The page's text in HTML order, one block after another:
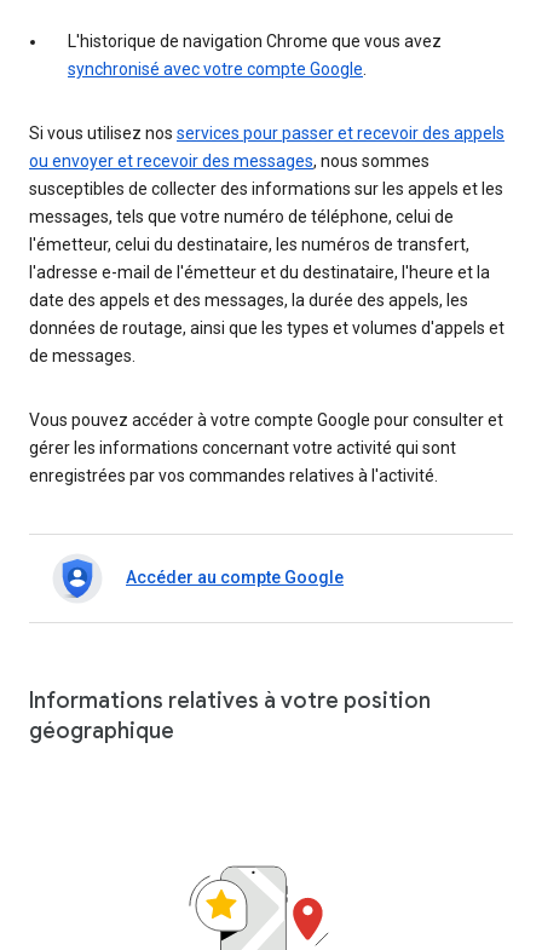
L'historique de navigation Chrome que vous avez
synchronisé avec votre compte Google.
Si vous utilisez nos services pour passer et recevoir des appels
ou envoyer et recevoir des messages, nous sommes
susceptibles de collecter des informations sur les appels et les
messages, tels que votre numéro de téléphone, celui de
l'émetteur, celui du destinataire, les numéros de transfert,
l'adresse e-mail de l'émetteur et du destinataire, l'heure et la
date des appels et des messages, la durée des appels, les
données de routage, ainsi que les types et volumes d'appels et
de messages.
Vous pouvez accéder à votre compte Google pour consulter et
gérer les informations concernant votre activité qui sont
enregistrées par vos commandes relatives à l'activité.
Accéder au compte Google
Informations relatives à votre position
géographique